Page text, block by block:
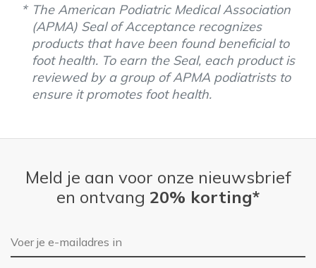
The American Podiatric Medical Association
(APMA) Seal of Acceptance recognizes
products that have been found beneficial to
foot health. To earn the Seal, each product is
reviewed by a group of APMA podiatrists to
ensure it promotes foot health.
Meld je aan voor onze nieuwsbrief
en ontvang 20% korting*
E-mailadres